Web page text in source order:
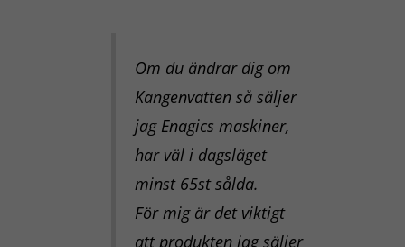
Om du ändrar dig om
Kangenvatten så säljer
jag Enagics maskiner,
har väl i dagsläget
minst 65st sålda.
För mig är det viktigt
att produkten jag säljer